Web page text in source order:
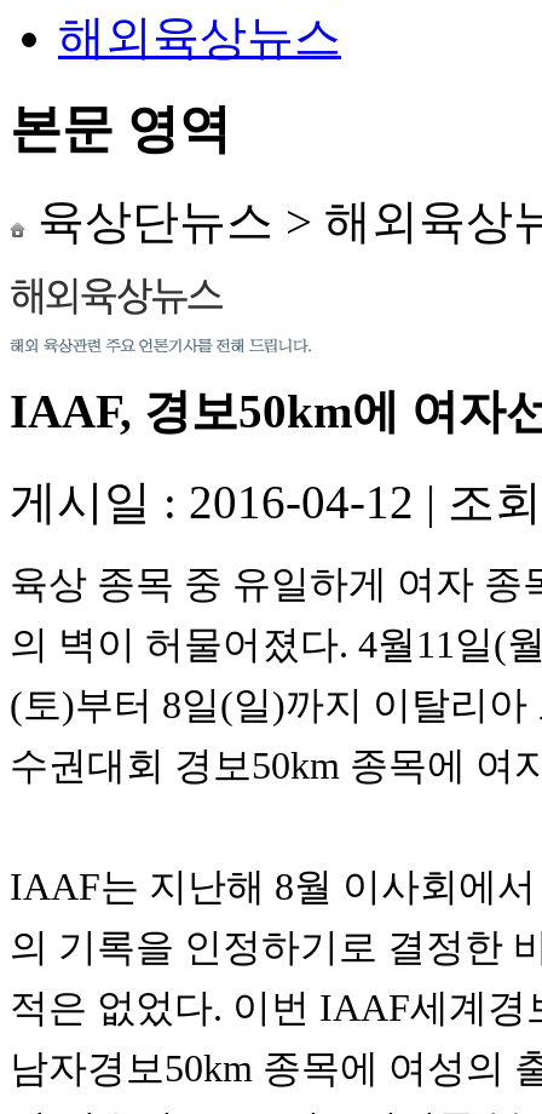
해외육상뉴스
본문 영역
육상단뉴스 > 해외육상
IAAF, 경보50km에 여자
게시일 : 2016-04-12 | 조
육상 종목 중 유일하게 여자
의 벽이 허물어졌다. 4월11일(
(토)부터 8일(일)까지 이탈리
수권대회 경보50km 종목에 여
IAAF는 지난해 8월 이사회에
의 기록을 인정하기로 결정한
적은 없었다. 이번 IAAF세계
남자경보50km 종목에 여성의